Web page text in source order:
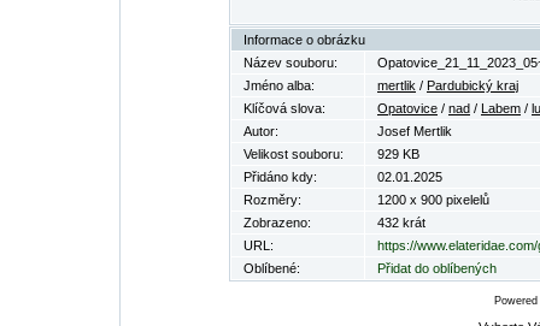
Informace o obrázku
Název souboru:
Jméno alba:
mertlik / Pardubický kraj
Klíčová slova:
Opatovice / nad / Labem /
Autor:
Josef Mertlik
Velikost souboru:
929 KB
Přidáno kdy:
02.01.2025
Rozměry:
1200 x 900 pixelelů
Zobrazeno:
432 krát
URL:
https://
Oblíbené:
Přidat do oblíbených